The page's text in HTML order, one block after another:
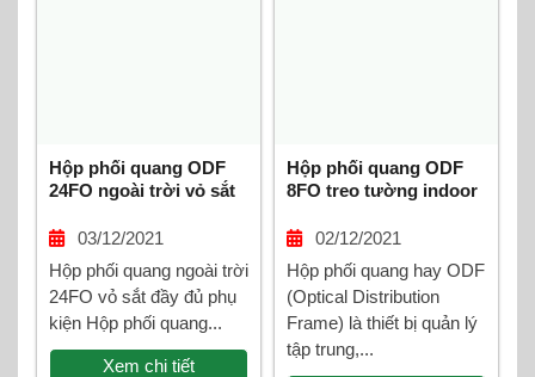
Hộp phối quang ODF
24FO ngoài trời vỏ sắt
03/12/2021
Hộp phối quang ngoài trời
24FO vỏ sắt đầy đủ phụ
kiện Hộp phối quang...
Xem chi tiết
Hộp phối quang ODF
8FO treo tường indoor
02/12/2021
Hộp phối quang hay ODF
(Optical Distribution
Frame) là thiết bị quản lý
tập trung,...